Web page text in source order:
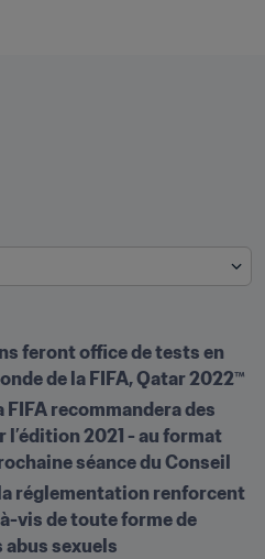
feront office de tests en
de la FIFA, Qatar 2022™
FIFA recommandera des
2021 - au format
séance du Conseil
réglementation renforcent
vis de toute forme de
sexuels